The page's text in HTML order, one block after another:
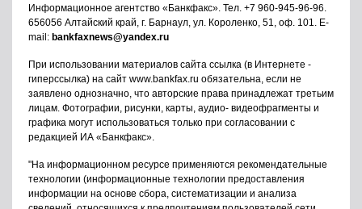
Информационное агентство «Банкфакс» . Тел. +7 960-945-96-96
656056 Алтайский край, г. Барнаул ул. Короленко, 51, оф. 101
. E-
mail: bankfaxnews@yandex.ru
При использовании материалов сайта ссылка (в Интернете -
гиперссылка) на сайт www.bankfax.ru обязательна, если не
заявлено однозначно, что авторские права принадлежат третьим
лицам. Фотографии, рисунки, карты, аудио- видеофрагменты и
графика могут использоваться только при согласовании с
редакцией ИА «Банкфакс».
"На информационном ресурсе применяются рекомендательные
технологии (информационные технологии предоставления
информации на основе сбора, систематизации и анализа